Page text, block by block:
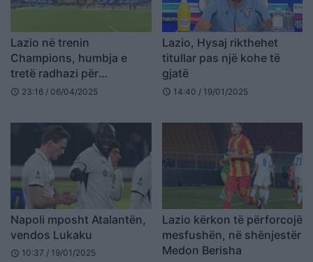
Lazio në trenin
Champions, humbja e
tretë radhazi për
Atalantën
schedule 23:16 / 06/04/2025
Lazio, Hysaj rikthehet
titullar pas një kohe të
gjatë
schedule 14:40 / 19/01/2025
Napoli mposht Atalantën,
vendos Lukaku
schedule 10:37 / 19/01/2025
Lazio kërkon të përforcojë
mesfushën, në shënjestër
Medon Berisha